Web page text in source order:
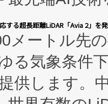
した現地生
用負担を大
に拡大する
Continuous
ンド：本社
と、エンタ
、日本にあ
システム（
する超長距離LiDAR「Avia 2」を
メートル先
る気象条件
供します。